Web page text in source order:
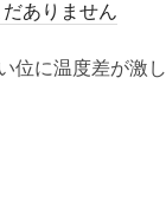
ありません
位に温度差が激し